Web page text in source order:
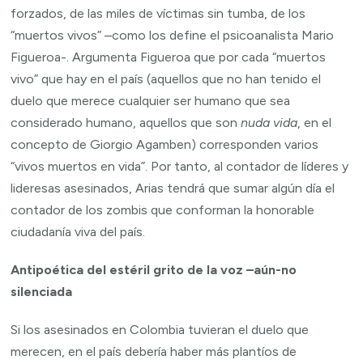
forzados, de las miles de víctimas sin tumba, de los
“muertos vivos” –como los define el psicoanalista Mario
Figueroa-. Argumenta Figueroa que por cada “muertos
vivo” que hay en el país (aquellos que no han tenido el
duelo que merece cualquier ser humano que sea
considerado humano, aquellos que sonnuda vida , en el
concepto de Giorgio Agamben) corresponden varios
“vivos muertos en vida”. Por tanto, al contador de líderes y
lideresas asesinados, Arias tendrá que sumar algún día el
contador de los zombis que conforman la honorable
ciudadanía viva del país.
Antipoética del estéril grito de la voz –aún-no
silenciada
Si los asesinados en Colombia tuvieran el duelo que
merecen, en el país debería haber más plantíos de